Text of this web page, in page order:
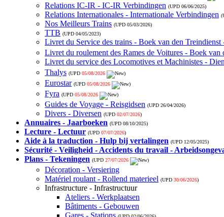
Relations IC-IR - IC-IR Verbindingen (UPD 06/06/2025)
Relations Internationales - Internationale Verbindingen
Nos Meilleurs Trains (UPD 05/03/2026)
TTB (UPD 04/05/2023)
Livret du Service des trains - Boek van den Treindienst
Livret du roulement des Rames de Voitures - Boek
Livret du service des Locomotives et Machinistes -
Thalys (UPD 05/08/2026 )
Eurostar (UPD 05/08/2026 )
Fyra (UPD 05/08/2026 )
Guides de Voyage - Reisgidsen (UPD 26/04/2026)
Divers - Diversen (UPD 02/07/2026)
Annuaires - Jaarboeken (UPD 08/10/2025)
Lecture - Lectuur (UPD 07/07/2026)
Aide à la traduction - Hulp bij vertalingen (UPD 12/05/2025)
Sécurité - Veiligheid - Accidents du travail -
Plans - Tekeningen (UPD 27/07/2026 )
Décoration - Versiering
Matériel roulant - Rollend materieel (UPD 30/06/2026)
Infrastructure - Infrastructuur
Ateliers - Werkplaatsen
Bâtiments - Gebouwen